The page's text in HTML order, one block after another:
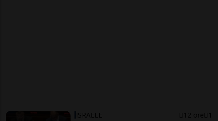
ISRAELE 12 ore 1